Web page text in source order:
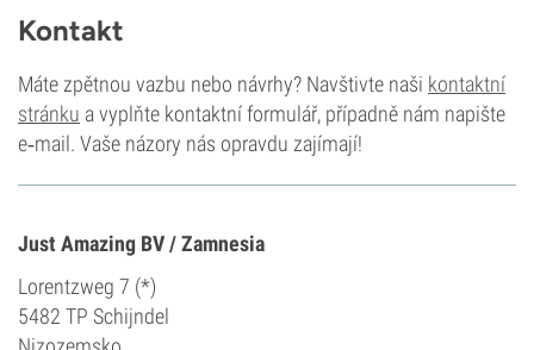
Kontakt
Máte zpětnou vazbu nebo návrhy? Navštivte naši kontaktní
stránku a vyplňte kontaktní formulář, případně nám napište
e‑mail. Vaše názory nás opravdu zajímají!
Just Amazing BV / Zamnesia
Lorentzweg 7 (*)
5482 TP Schijndel